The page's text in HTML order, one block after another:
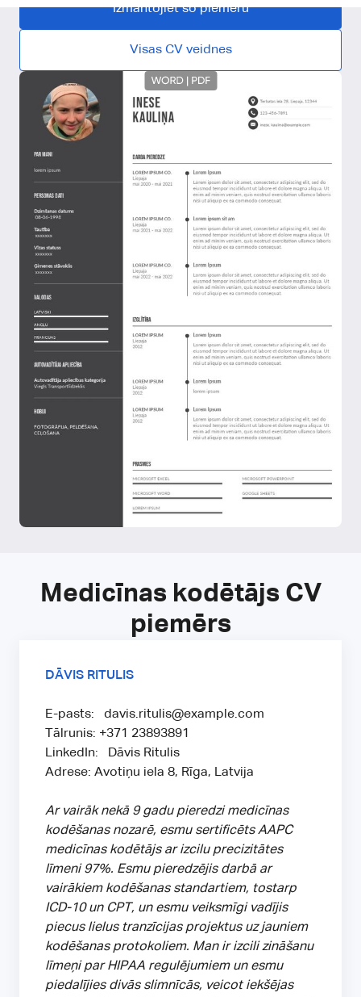
Izmantojiet šo piemēru
Visas CV veidnes
Medicīnas kodētājs CV
piemērs
DĀVIS RITULIS
E-pasts: davis.ritulis@example.com
Tālrunis: +371 23893891
LinkedIn: Dāvis Ritulis
Adrese: Avotiņu iela 8, Rīga, Latvija
Ar vairāk nekā 9 gadu pieredzi medicīnas
kodēšanas nozarē, esmu sertificēts AAPC
medicīnas kodētājs ar izcilu precizitātes
līmeni 97%. Esmu pieredzējis darbā ar
vairākiem kodēšanas standartiem, tostarp
ICD-10 un CPT, un esmu veiksmīgi vadījis
piecus lielus tranzīcijas projektus uz jauniem
kodēšanas protokoliem. Man ir izcili zināšanu
līmeņi par HIPAA regulējumiem un esmu
piedalījies divās slimnīcās, veicot iekšējas